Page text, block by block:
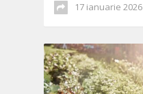
17 ianuarie 2026